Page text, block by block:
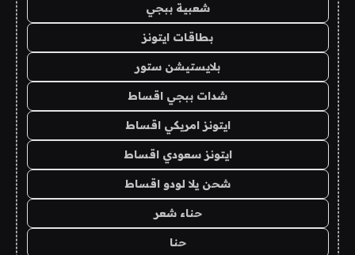
شعبية ببجي
بطاقات ايتونز
بلايستيشن ستور
شدات ببجي اقساط
ايتونز امريكي اقساط
ايتونز سعودي اقساط
شحن يلا لودو اقساط
حناء شعر
حنا